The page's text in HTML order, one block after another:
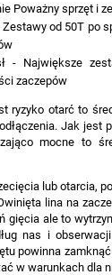
Poważny sprzęt i
Zestawy od 50T po
- Największe
zaczepów
ryzyko otarć to
Jak jest
mocne to
lub otarcia,
lina na
gięcia ale to
nas i
powinna
w warunkach dla